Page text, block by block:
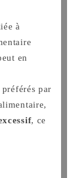
à
en
par
, ce